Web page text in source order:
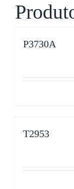
P3730A
T2953